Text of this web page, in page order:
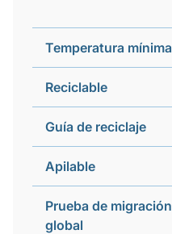
Temperatura mínima
Reciclable
Guía de reciclaje
Apilable
Prueba de migración
global